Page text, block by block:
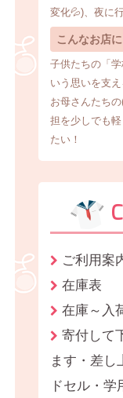
変化💦)、夜に
こんなお店
子供たちの「
いう思いを支
お母さんたち
担を少しでも
たい！
ご利用案
在庫表
在庫～入
寄付して
ます・差し
ドセル・学